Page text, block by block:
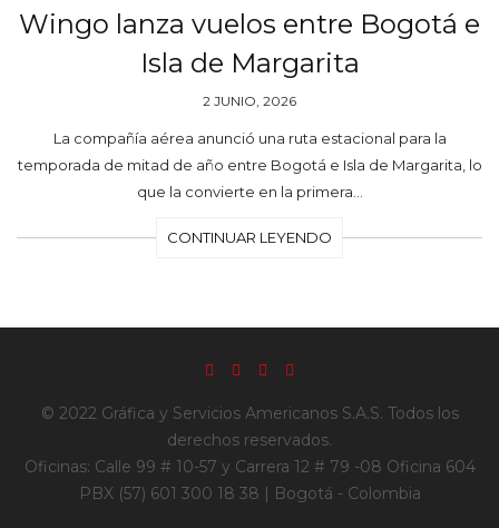
Wingo lanza vuelos entre Bogotá e
Isla de Margarita
2 JUNIO, 2026
La compañía aérea anunció una ruta estacional para la
temporada de mitad de año entre Bogotá e Isla de Margarita, lo
que la convierte en la primera…
CONTINUAR LEYENDO
© 2022 Gráfica y Servicios Americanos S.A.S. Todos los
derechos reservados.
Oficinas: Calle 99 # 10-57 y Carrera 12 # 79 -08 Oficina 604
PBX (57) 601 300 18 38 | Bogotá - Colombia